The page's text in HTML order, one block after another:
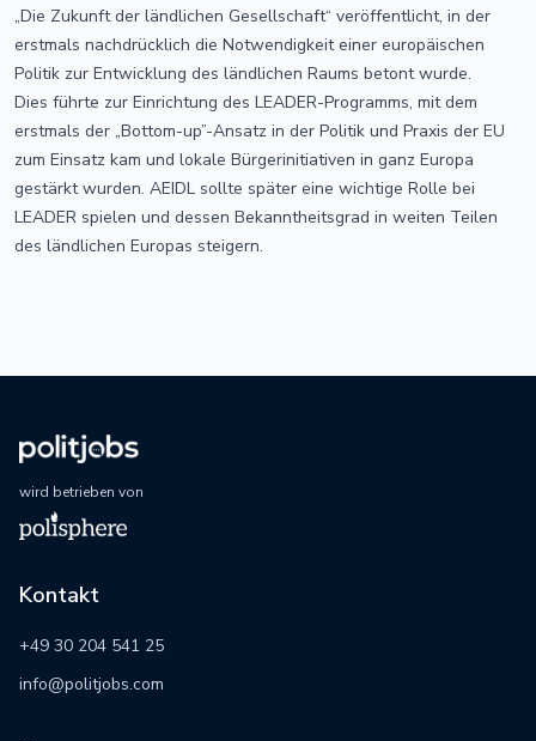
„Die Zukunft der ländlichen Gesellschaft“ veröffentlicht, in der
erstmals nachdrücklich die Notwendigkeit einer europäischen
Politik zur Entwicklung des ländlichen Raums betont wurde.
Dies führte zur Einrichtung des LEADER-Programms, mit dem
erstmals der „Bottom-up”-Ansatz in der Politik und Praxis der EU
zum Einsatz kam und lokale Bürgerinitiativen in ganz Europa
gestärkt wurden. AEIDL sollte später eine wichtige Rolle bei
LEADER spielen und dessen Bekanntheitsgrad in weiten Teilen
des ländlichen Europas steigern.
wird betrieben von
Kontakt
+49 30 204 541 25
info@politjobs.com